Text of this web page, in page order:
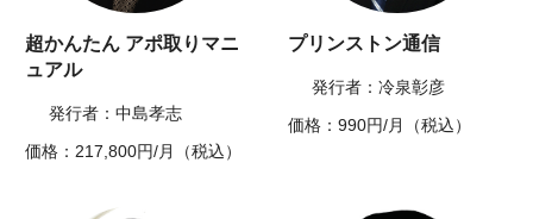
超かんたん アポ取りマニ
ュアル
発行者：中島孝志
価格：217,800円/月（税込）
プリンストン通信
発行者：冷泉彰彦
価格：990円/月（税込）